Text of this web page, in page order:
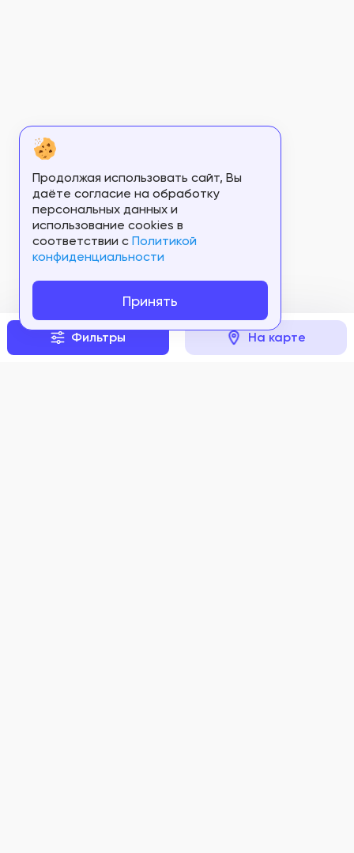
Фильтры На карте
Продолжая использовать сайт, Вы
даёте согласие на обработку
персональных данных и
использование cookies в
соответствии c Политикой
конфиденциальности
Принять